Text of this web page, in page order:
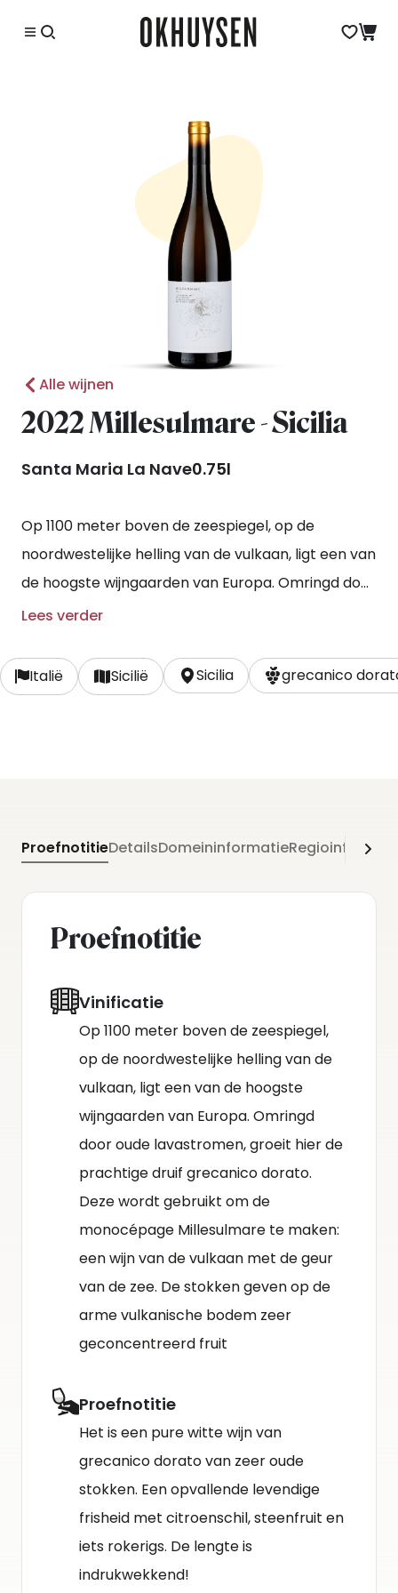
Alle wijnen
2022 Millesulmare - Sicilia
Santa Maria La Nave0.75l
Op 1100 meter boven de zeespiegel, op de
noordwestelijke helling van de vulkaan, ligt een van
de hoogste wijngaarden van Europa. Omringd door
oude lavastromen, groeit hier de prachtige druif
monocépage Millesulmare te maken: een wijn van
de vulkaan met de geur van de zee. De stokken
Lees verder
Italië Sicilië Sicilia grecanico
ProefnotitieDetailsDomeininformatie
Proefnotitie
Vinificatie
Op 1100 meter boven de zeespiegel,
op de noordwestelijke helling van de
vulkaan, ligt een van de hoogste
wijngaarden van Europa. Omringd
door oude lavastromen, groeit hier de
prachtige druif grecanico dorato.
Deze wordt gebruikt om de
monocépage Millesulmare te maken:
een wijn van de vulkaan met de geur
van de zee. De stokken geven op de
arme vulkanische bodem zeer
geconcentreerd fruit
Proefnotitie
Het is een pure witte wijn van
grecanico dorato van zeer oude
stokken. Een opvallende levendige
frisheid met citroenschil, steenfruit en
iets rokerigs. De lengte is
indrukwekkend!